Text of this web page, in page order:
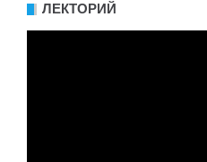
ЛЕКТОРИЙ